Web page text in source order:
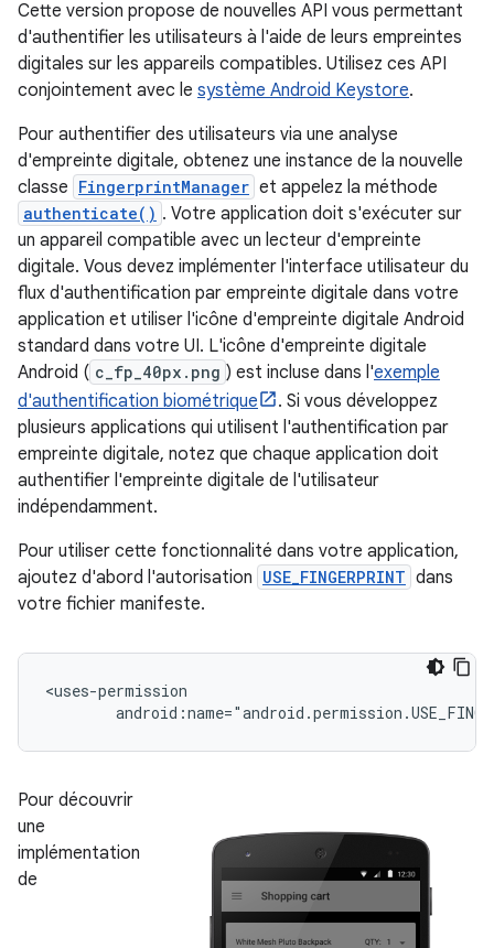
Cette version propose de nouvelles API vous permettant
d'authentifier les utilisateurs à l'aide de leurs empreintes
digitales sur les appareils compatibles. Utilisez ces API
conjointement avec le système Android Keystore.
Pour authentifier des utilisateurs via une analyse
d'empreinte digitale, obtenez une instance de la nouvelle
classe FingerprintManager et appelez la méthode
authenticate() . Votre application doit s'exécuter sur
un appareil compatible avec un lecteur d'empreinte
digitale. Vous devez implémenter l'interface utilisateur du
flux d'authentification par empreinte digitale dans votre
application et utiliser l'icône d'empreinte digitale Android
standard dans votre UI. L'icône d'empreinte digitale
Android ( c_fp_40px.png ) est incluse dans l'exemple
d'authentification biométrique
. Si vous développez
plusieurs applications qui utilisent l'authentification par
empreinte digitale, notez que chaque application doit
authentifier l'empreinte digitale de l'utilisateur
indépendamment.
Pour utiliser cette fonctionnalité dans votre application,
ajoutez d'abord l'autorisation USE_FINGERPRINT dans
votre fichier manifeste.
Pour découvrir
une
implémentation
de